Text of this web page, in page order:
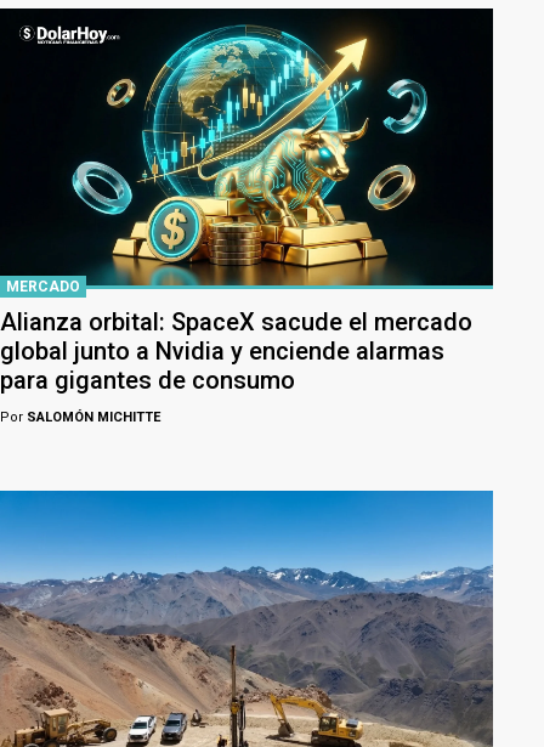
MERCADO
Alianza orbital: SpaceX sacude el mercado
global junto a Nvidia y enciende alarmas
para gigantes de consumo
Por SALOMÓN MICHITTE